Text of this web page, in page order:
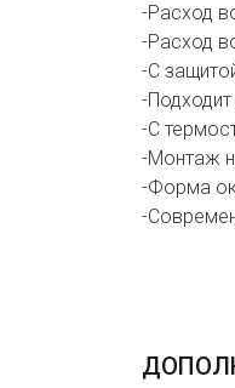
-Расход
-Расход
-С
-
-С
-Монтаж
-Форма
-